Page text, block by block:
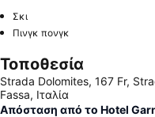
Σκι
Πινγκ πονγκ
Τοποθεσία
Strada Dolomites, 167 Fr,
Fassa, Ιταλία
Απόσταση από το Hotel